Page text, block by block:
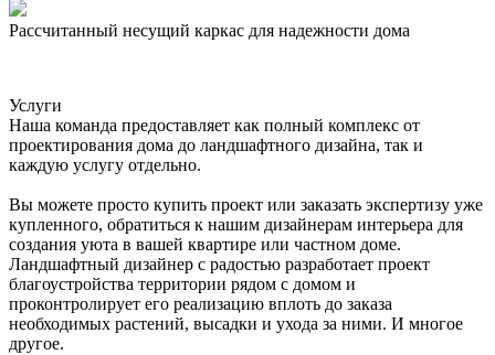
Рассчитанный несущий каркас для надежности дома
Услуги
Наша команда предоставляет как полный комплекс от
проектирования дома до ландшафтного дизайна, так и
каждую услугу отдельно.
Вы можете просто купить проект или заказать экспертизу уже
купленного, обратиться к нашим дизайнерам интерьера для
создания уюта в вашей квартире или частном доме.
Ландшафтный дизайнер с радостью разработает проект
благоустройства территории рядом с домом и
проконтролирует его реализацию вплоть до заказа
необходимых растений, высадки и ухода за ними. И многое
другое.